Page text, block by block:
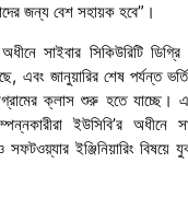
জন্য বেশ সহায়ক হবে”।
সাইবার সিকিউরিটি ডিগ্রি
এবং জানুয়ারির শেষ পর্যন্ত
ক্লাস শুরু হতে
ইউসিবি’র অধীনে
সফটওয়্যার ইঞ্জিনিয়ারিং